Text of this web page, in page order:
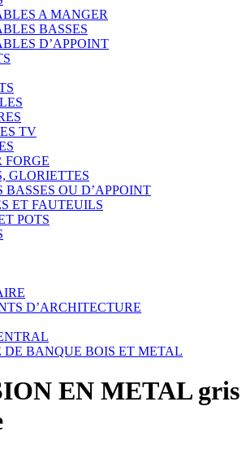
A MANGER
BASSES
D’APPOINT
TV
FORGE
GLORIETTES
BASSES OU D’APPOINT
ET FAUTEUILS
POTS
D’ARCHITECTURE
DE BANQUE BOIS ET METAL
EN METAL gris